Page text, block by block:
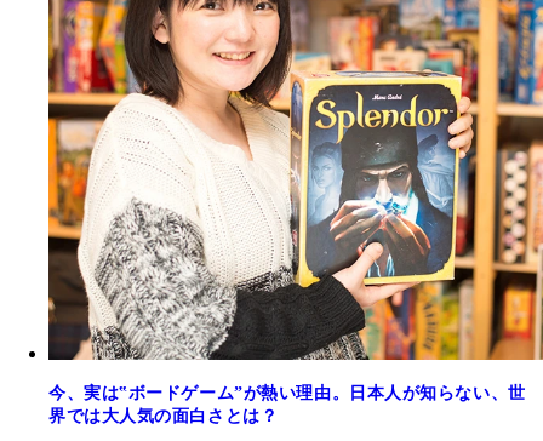
今、実は‟ボードゲーム”が熱い理由。日本人が知らない、世
界では大人気の面白さとは？